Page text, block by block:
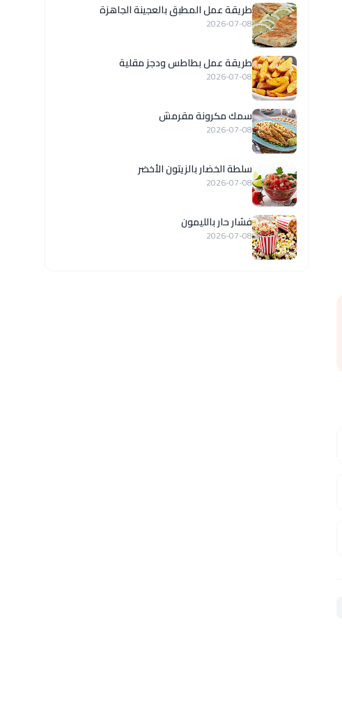
طريقة عمل المطبق بالعجينة الجاهزة
2026-07-08
طريقة عمل بطاطس ودجز مقلية
2026-07-08
سمك مكرونة مقرمش
2026-07-08
سلطة الخضار بالزيتون الأخضر
2026-07-08
فشار حار بالليمون
2026-07-08